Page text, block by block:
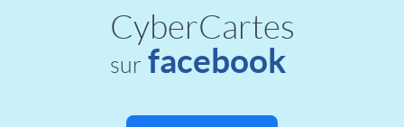
CyberCartes
sur facebook